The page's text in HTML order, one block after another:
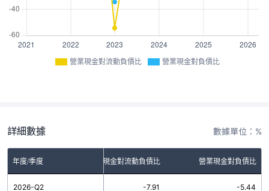
營業現金對流動負債比 營業現金對負債比
詳細數據 數據單位：%
年度/季度 營業現金對流動負債比 營業現金對負債比
2026-Q2 -7.91 -5.44